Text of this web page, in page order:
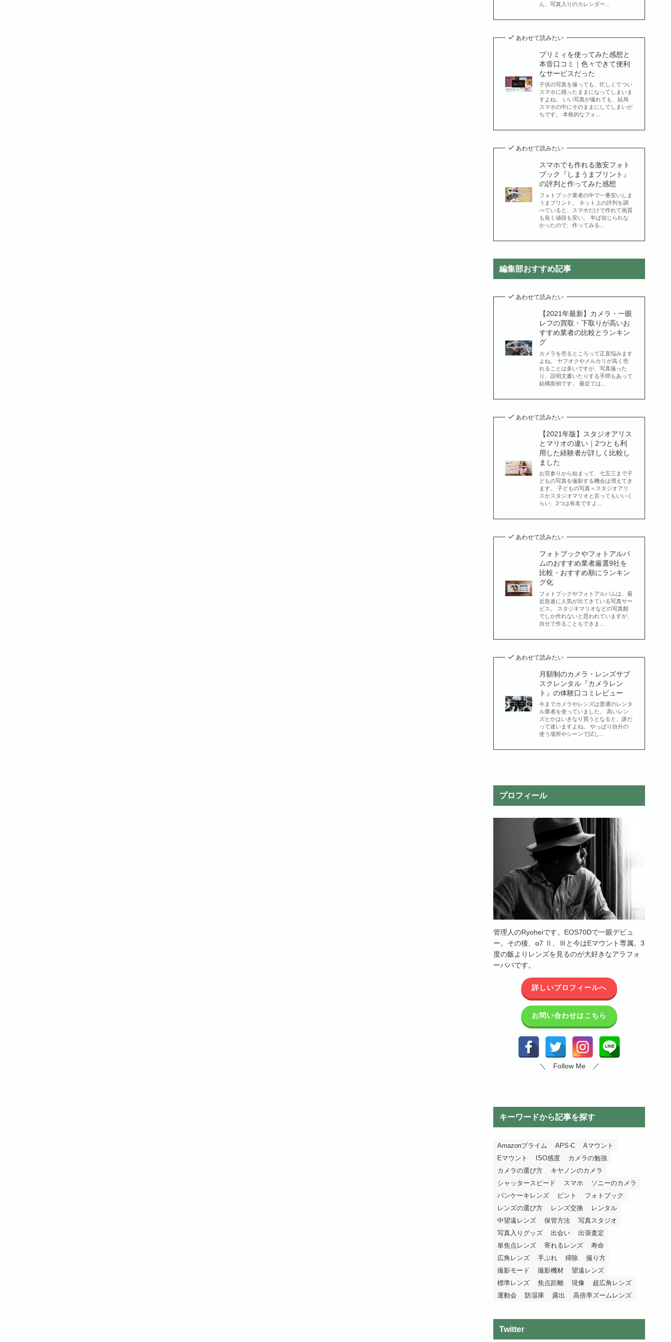
ん、写真入りのカレンダー...
あわせて読みたい
プリミィを使ってみた感想と
本音口コミ｜色々できて便利
なサービスだった
子供の写真を撮っても、忙しくてつい
スマホに残ったままになってしまいま
すよね。 いい写真が撮れても、結局
スマホの中にそのままにしてしまいが
ちです。 本格的なフォ...
あわせて読みたい
スマホでも作れる激安フォト
ブック『しまうまプリント』
の評判と作ってみた感想
フォトブック業者の中で一番安いしま
うまプリント。 ネット上の評判を調
べていると、スマホだけで作れて画質
も良く値段も安い。 半ば信じられな
かったので、作ってみる...
編集部おすすめ記事
あわせて読みたい
【2021年最新】カメラ・一眼
レフの買取・下取りが高いお
すすめ業者の比較とランキン
グ
カメラを売るところって正直悩みます
よね。 ヤフオクやメルカリが高く売
れることは多いですが、写真撮った
り、説明文書いたりする手間もあって
結構面倒です。 最近では...
あわせて読みたい
【2021年版】スタジオアリス
とマリオの違い｜2つとも利
用した経験者が詳しく比較し
ました
お宮参りから始まって、七五三まで子
どもの写真を撮影する機会は増えてき
ます。 子どもの写真＝スタジオアリ
スかスタジオマリオと言ってもいいく
らい、2つは有名ですよ...
あわせて読みたい
フォトブックやフォトアルバ
ムのおすすめ業者厳選9社を
比較・おすすめ順にランキン
グ化
フォトブックやフォトアルバムは、最
近急速に人気が出てきている写真サー
ビス。 スタジオマリオなどの写真館
でしか作れないと思われていますが、
自分で作ることもできま...
あわせて読みたい
月額制のカメラ・レンズサブ
スクレンタル『カメラレン
ト』の体験口コミレビュー
今までカメラやレンズは普通のレンタ
ル業者を使っていました。 高いレン
ズとかはいきなり買うとなると、誰だ
って迷いますよね。 やっぱり自分の
使う場所やシーンで試し...
プロフィール
管理人のRyoheiです。EOS70Dで一眼デビュ
ー。その後、α7 Ⅱ、Ⅲと今はEマウント専属。3
度の飯よりレンズを見るのが大好きなアラフォ
ーパパです。
詳しいプロフィールへ
お問い合わせはこちら
＼ Follow Me ／
キーワードから記事を探す
Amazonプライム APS-C
Aマウント
Eマウント
ISO感度
カメラの勉強
カメラの選び方
キヤノンのカメラ
シャッタースピード
スマホ
ソニーのカメラ
パンケーキレンズ
ピント
フォトブック
レンズの選び方
レンズ交換
レンタル
中望遠レンズ
保管方法
写真スタジオ
写真入りグッズ
出会い
出張査定
単焦点レンズ
寄れるレンズ
寿命
広角レンズ
手ぶれ 掃除
撮り方
撮影モード
撮影機材
望遠レンズ
標準レンズ
焦点距離 現像
超広角レンズ
運動会
防湿庫 露出 高倍率ズームレンズ
Twitter